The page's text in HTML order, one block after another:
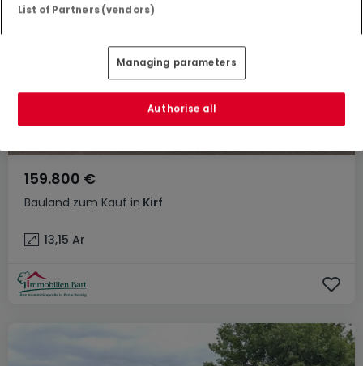
Bauland zum Kauf in Kirf
159.800 €
13,15 Ar
List of Partners (vendors)
Managing parameters
Authorise all